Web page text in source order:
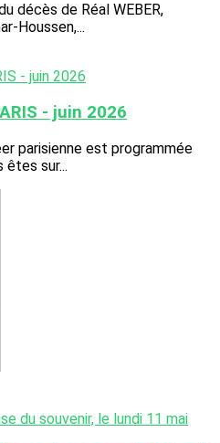
décès de Réal WEBER,
Houssen,...
- juin 2026
parisienne est programmée
êtes sur...